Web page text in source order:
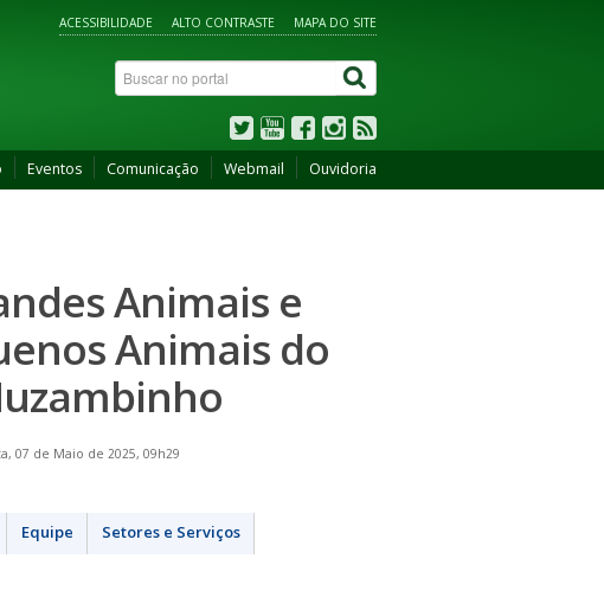
ACESSIBILIDADE ALTO CONTRASTE MAPA DO SITE
Eventos Comunicação Webmail Ouvidoria
Animais e
Animais do
07 de Maio de 2025, 09h29
Equipe Setores e Serviços